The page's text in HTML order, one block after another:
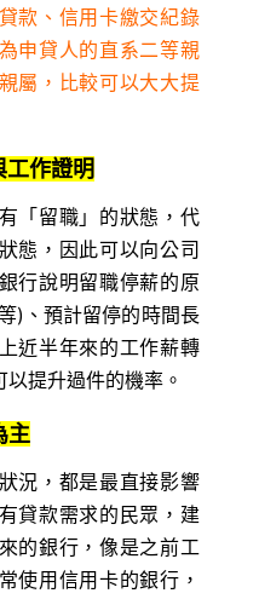
款、信用卡繳交紀錄
申貸人的直系二等親
屬，比較可以大大提
作證明
「留職」的狀態，代
態，因此可以向公司
行說明留職停薪的原
)、預計留停的時間長
近半年來的工作薪轉
提升過件的機率。
主
況，都是最直接影響
貸款需求的民眾，建
的銀行，像是之前工
使用信用卡的銀行，